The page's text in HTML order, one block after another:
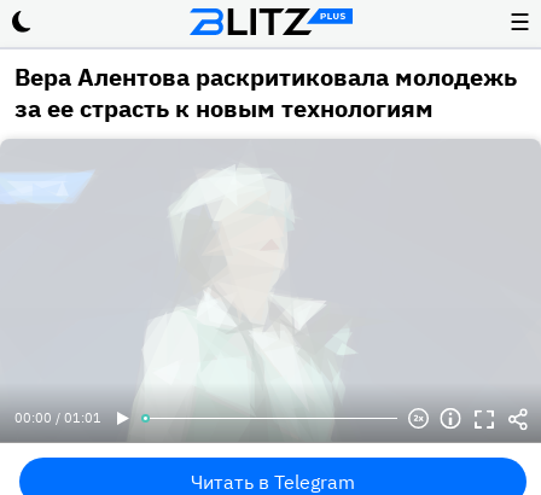
☰
Вера Алентова раскритиковала молодежь
за ее страсть к новым технологиям
00:00 / 01:01
Читать в Telegram